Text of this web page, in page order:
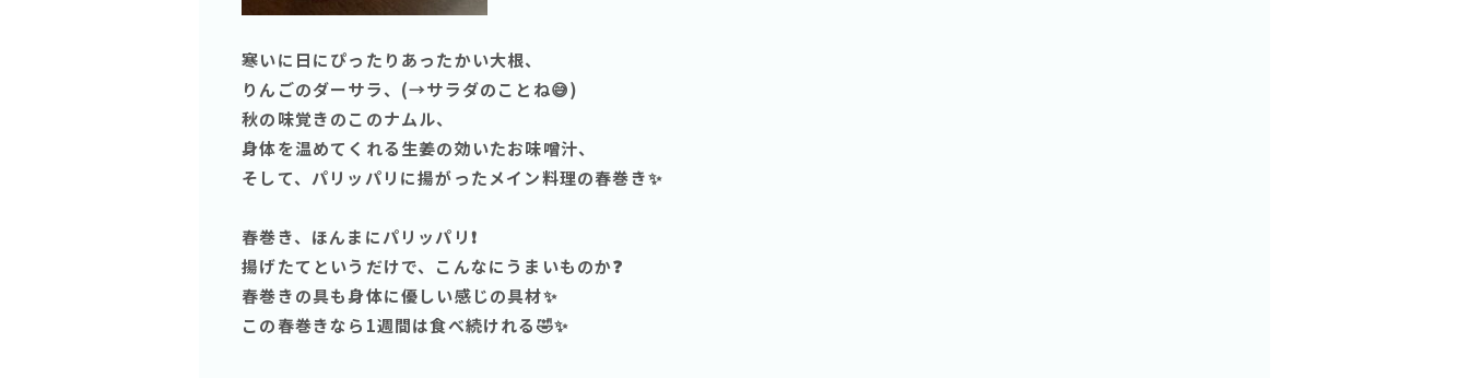
寒いに日にぴったりあったかい大根、
りんごのダーサラ、(→サラダのことね😅)
秋の味覚きのこのナムル、
身体を温めてくれる生姜の効いたお味噌汁、
そして、パリッパリに揚がったメイン料理の春巻き✨
春巻き、ほんまにパリッパリ❗️
揚げたてというだけで、こんなにうまいものか❓
春巻きの具も身体に優しい感じの具材✨
この春巻きなら1週間は食べ続けれる🤣✨